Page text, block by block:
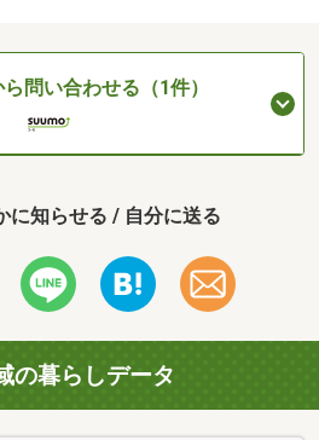
問い合わせる（1件）
に知らせる / 自分に送る
の暮らしデータ